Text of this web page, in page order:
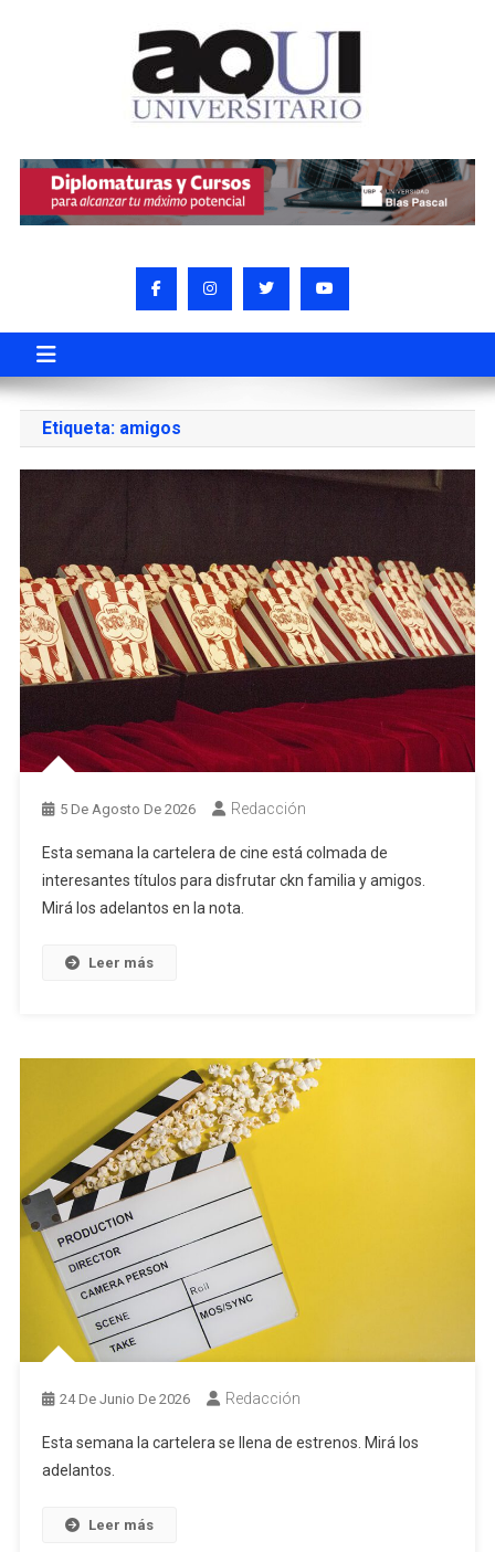
Etiqueta: amigos
5 De Agosto De 2026 Redacción
Esta semana la cartelera de cine está colmada de
interesantes títulos para disfrutar ckn familia y amigos.
Mirá los adelantos en la nota.
Leer más
24 De Junio De 2026 Redacción
Esta semana la cartelera se llena de estrenos. Mirá los
adelantos.
Leer más